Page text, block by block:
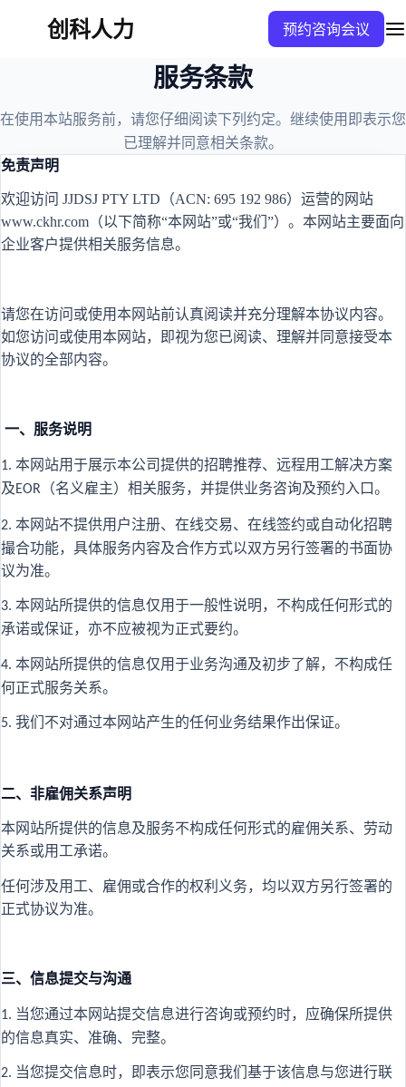
创科人力 预约咨询会议
服务条款
在使用本站服务前，请您仔细阅读下列约定。继续使用即表示您
已理解并同意相关条款。
免责声明
欢迎访问 JJDSJ PTY LTD（ACN: 695 192 986）运营的网站
www.ckhr.com（以下简称“本网站”或“我们”）。本网站主要面向
企业客户提供相关服务信息。
请您在访问或使用本网站前认真阅读并充分理解本协议内容。
如您访问或使用本网站，即视为您已阅读、理解并同意接受本
协议的全部内容。
一、服务说明
1. 本网站用于展示本公司提供的招聘推荐、远程用工解决方案
及EOR （名义雇主）相关服务，并提供业务咨询及预约入口。
2. 本网站不提供用户注册、在线交易、在线签约或自动化招聘
撮合功能，具体服务内容及合作方式以双方另行签署的书面协
议为准。
3. 本网站所提供的信息仅用于一般性说明，不构成任何形式的
承诺或保证，亦不应被视为正式要约。
4. 本网站所提供的信息仅用于业务沟通及初步了解，不构成任
何正式服务关系。
5. 我们不对通过本网站产生的任何业务结果作出保证。
二、非雇佣关系声明
本网站所提供的信息及服务不构成任何形式的雇佣关系、劳动
关系或用工承诺。
任何涉及用工、雇佣或合作的权利义务，均以双方另行签署的
正式协议为准。
三、信息提交与沟通
1. 当您通过本网站提交信息进行咨询或预约时，应确保所提供
的信息真实、准确、完整。
2. 当您提交信息时，即表示您同意我们基于该信息与您进行联